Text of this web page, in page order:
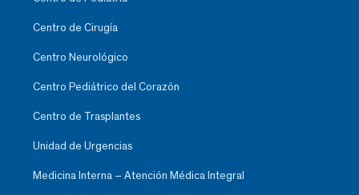
Centro de Cirugía
Centro Neurológico
Centro Pediátrico del Corazón
Centro de Trasplantes
Unidad de Urgencias
Medicina Interna – Atención Médica Integral